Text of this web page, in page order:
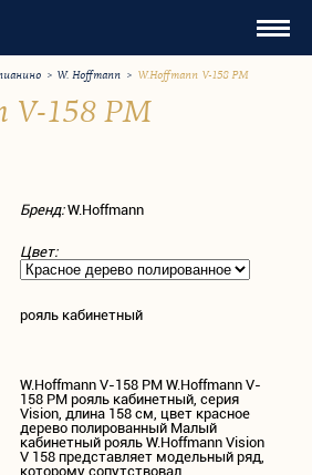
> W. Hoffmann > W.Hoffmann V-158 PM
V-158 PM
Бренд:W.Hoffmann
Цвет:
рояль кабинетный
W.Hoffmann V-158 PM W.Hoffmann V-
158 PM рояль кабинетный, серия
Vision, длина 158 см, цвет красное
дерево полированный Mалый
кабинетный рояль W.Hoffmann Vision
V 158 представляет модельный ряд,
которому сопутствовал